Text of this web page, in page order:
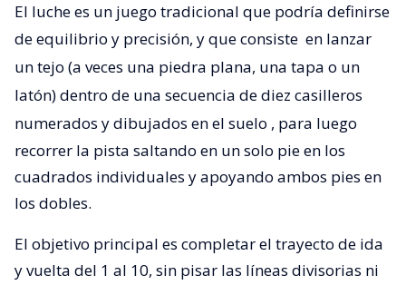
El luche es un juego tradicional que podría definirse
de equilibrio y precisión, y que consiste en lanzar
un tejo (a veces una piedra plana, una tapa o un
latón) dentro de una secuencia de diez casilleros
numerados y dibujados en el suelo , para luego
recorrer la pista saltando en un solo pie en los
cuadrados individuales y apoyando ambos pies en
los dobles.
El objetivo principal es completar el trayecto de ida
y vuelta del 1 al 10, sin pisar las líneas divisorias ni